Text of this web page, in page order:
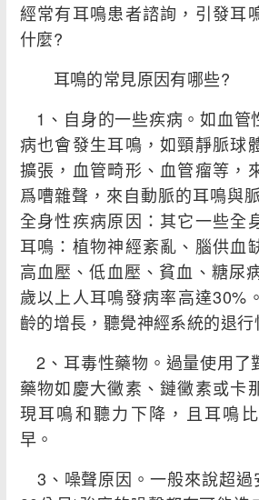
綜合
經常有耳鳴患者諮詢，引發耳
什麼?
耳鳴的常見原因有哪些?
1、自身的一些疾病。如血管
病也會發生耳鳴，如頸靜脈球
擴張，血管畸形、血管瘤等，
爲嘈雜聲，來自動脈的耳鳴與
全身性疾病原因：其它一些全
耳鳴：植物神經紊亂、腦供血
高血壓、低血壓、貧血、糖尿
歲以上人耳鳴發病率高達30%
齡的增長，聽覺神經系統的退
2、耳毒性藥物。過量使用了
藥物如慶大黴素、鏈黴素或卡
現耳鳴和聽力下降，且耳鳴
早。
3、噪聲原因。一般來說超過